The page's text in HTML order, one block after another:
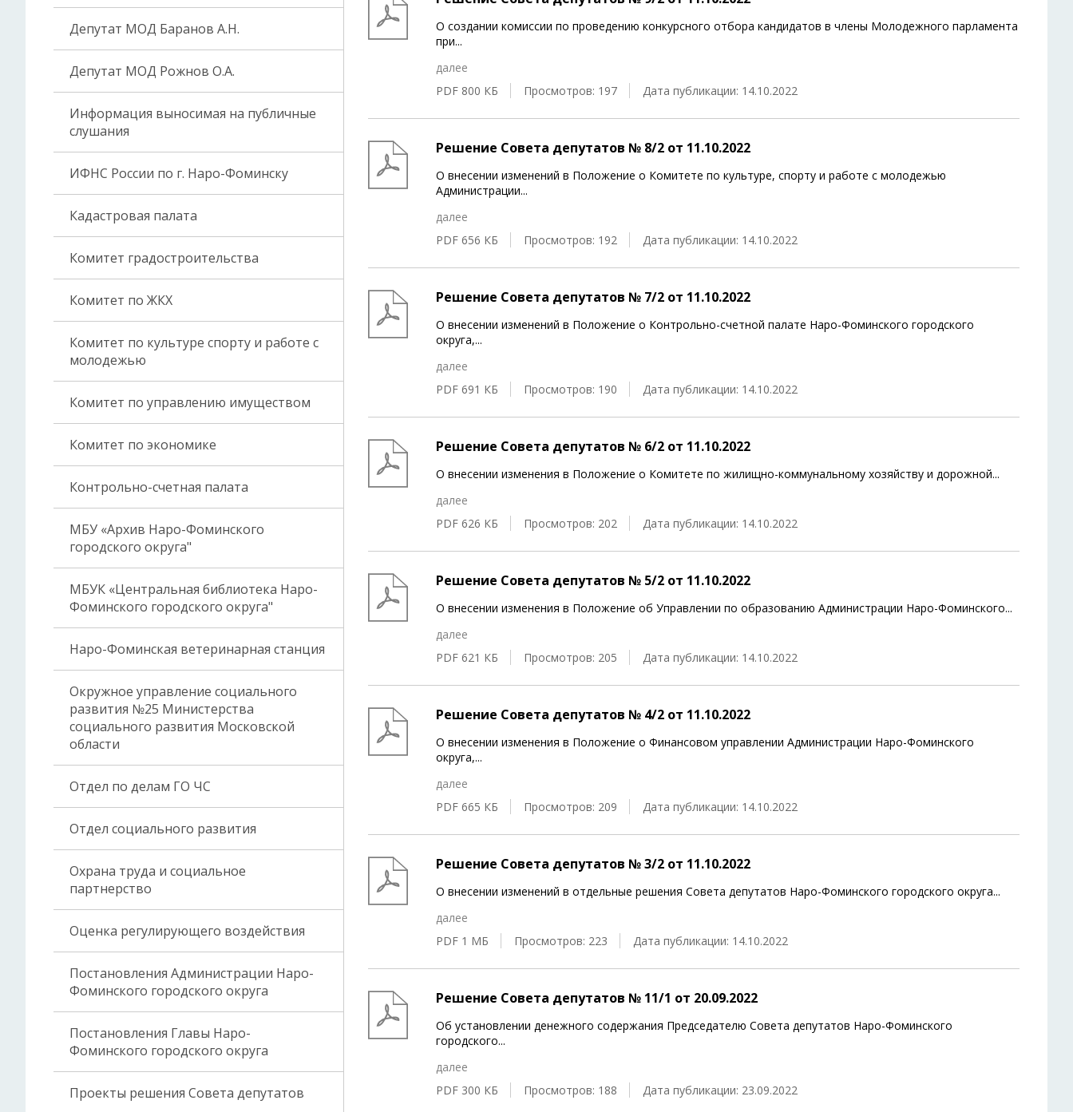
Депутат МОД Баранов А.Н.
Депутат МОД Рожнов О.А.
Информация выносимая на публичные
слушания
ИФНС России по г. Наро-Фоминску
Кадастровая палата
Комитет градостроительства
Комитет по ЖКХ
Комитет по культуре спорту и работе с
молодежью
Комитет по управлению имуществом
Комитет по экономике
Контрольно-счетная палата
МБУ «Архив Наро-Фоминского
городского округа"
МБУК «Центральная библиотека Наро-
Фоминского городского округа"
Наро-Фоминская ветеринарная станция
Окружное управление социального
развития №25 Министерства
социального развития Московской
области
Отдел по делам ГО ЧС
Отдел социального развития
Охрана труда и социальное
партнерство
Оценка регулирующего воздействия
Постановления Администрации Наро-
Фоминского городского округа
Постановления Главы Наро-
Фоминского городского округа
Проекты решения Совета депутатов
О создании комиссии по проведению конкурсного отбора кандидатов в члены Молодежного парламента
при...
далее
PDF 800 КБ
Просмотров: 197 Дата публикации: 14.10.2022
Решение Совета депутатов № 8/2 от 11.10.2022
О внесении изменений в Положение о Комитете по культуре, спорту и работе с молодежью
Администрации...
далее
PDF 656 КБ
Просмотров: 192 Дата публикации: 14.10.2022
Решение Совета депутатов № 7/2 от 11.10.2022
О внесении изменений в Положение о Контрольно-счетной палате Наро-Фоминского городского
округа,...
далее
PDF 691 КБ
Просмотров: 190 Дата публикации: 14.10.2022
Решение Совета депутатов № 6/2 от 11.10.2022
О внесении изменения в Положение о Комитете по жилищно-коммунальному хозяйству и дорожной...
далее
PDF 626 КБ
Просмотров: 202 Дата публикации: 14.10.2022
Решение Совета депутатов № 5/2 от 11.10.2022
О внесении изменения в Положение об Управлении по образованию Администрации Наро-Фоминского...
далее
PDF 621 КБ
Просмотров: 205 Дата публикации: 14.10.2022
Решение Совета депутатов № 4/2 от 11.10.2022
О внесении изменения в Положение о Финансовом управлении Администрации Наро-Фоминского
округа,...
далее
PDF 665 КБ
Просмотров: 209 Дата публикации: 14.10.2022
Решение Совета депутатов № 3/2 от 11.10.2022
О внесении изменений в отдельные решения Совета депутатов Наро-Фоминского городского округа...
далее
PDF 1 МБ
Просмотров: 223 Дата публикации: 14.10.2022
Решение Совета депутатов № 11/1 от 20.09.2022
Об установлении денежного содержания Председателю Совета депутатов Наро-Фоминского
городского...
далее
PDF 300 КБ
Просмотров: 188 Дата публикации: 23.09.2022